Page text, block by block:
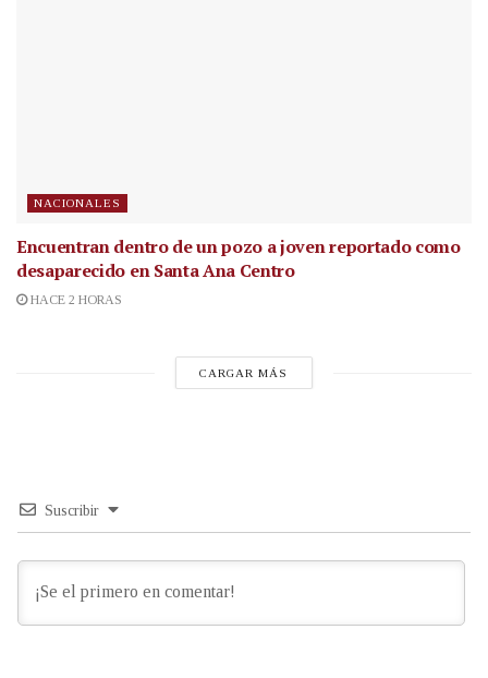
NACIONALES
Encuentran dentro de un pozo a joven reportado como
desaparecido en Santa Ana Centro
HACE 2 HORAS
CARGAR MÁS
Suscribir